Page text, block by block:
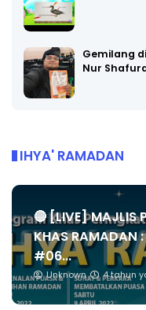
Gemilang
Nur
IHYA' RAMADAN
🔴 [LIVE] MAJLIS
KHAS RAMADAN
#06...
Unknown 4 tahun